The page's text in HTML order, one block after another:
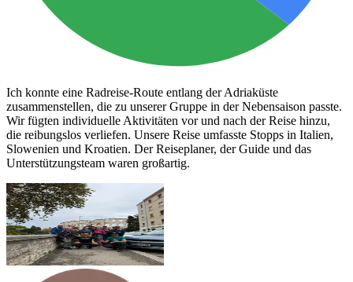
Ich konnte eine Radreise-Route entlang der Adriaküste
zusammenstellen, die zu unserer Gruppe in der Nebensaison passte.
Wir fügten individuelle Aktivitäten vor und nach der Reise hinzu,
die reibungslos verliefen. Unsere Reise umfasste Stopps in Italien,
Slowenien und Kroatien. Der Reiseplaner, der Guide und das
Unterstützungsteam waren großartig.